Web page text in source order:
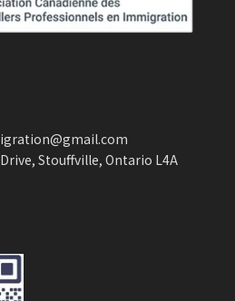
Stouffville, Ontario L4A